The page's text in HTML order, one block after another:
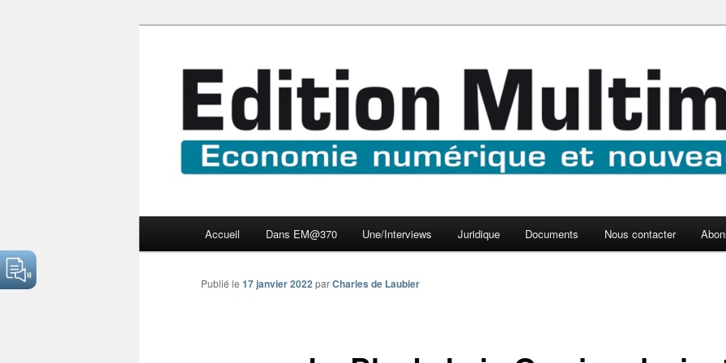
Edition Multimédi@
Accueil Dans EM@370 Une/Interviews Juridique Documents Nous contacter
Publié le 17 janvier 2022parCharles de Laubier